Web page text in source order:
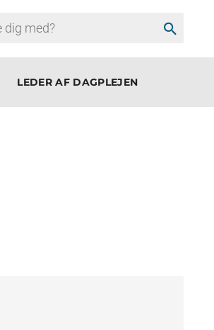
search
LEDER AF DAGPLEJEN